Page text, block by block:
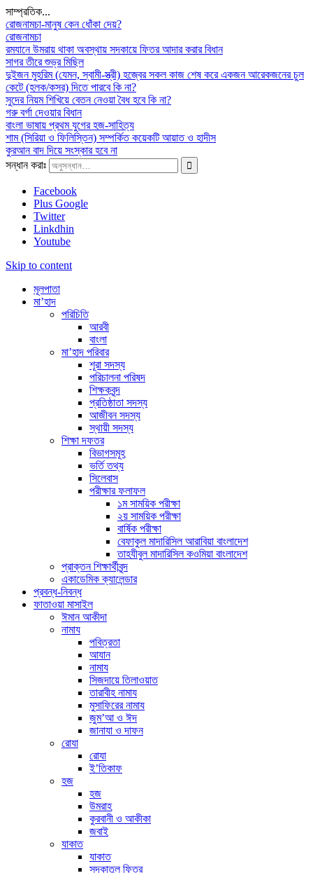
সাম্প্রতিক...
রোজনামচা-মানুষ কেন ধোঁকা দেয়?
রোজনামচা
রমযানে উমরায় থাকা অবস্থায় সদকায়ে ফিতর আদার করার বিধান
সাগর তীরে শুভ্র মিছিল
দুইজন মুহরিম (যেমন, স্বামী-স্ত্রী) হজ্বের সকল কাজ শেষ করে একজন আরেকজনের চুল
কেটে (হলক/কসর) দিতে পারবে কি না?
সুদের নিয়ম শিখিয়ে বেতন নেওয়া বৈধ হবে কি না?
গরু বর্গা দেওয়ার বিধান
বাংলা ভাষায় প্রথম যুগের হজ-সাহিত্য
শাম (সিরিয়া ও ফিলিস্তিন) সম্পর্কিত কয়েকটি আয়াত ও হাদীস
কুরআন বাদ দিয়ে সংস্কার হবে না
সন্ধান করাঃ
Facebook
Plus Google
Twitter
Linkdhin
Youtube
Skip to content
মূলপাতা
মা’হাদ
পরিচিতি
আরবী
বাংলা
মা’হাদ পরিবার
শূরা সদস্য
পরিচালনা পরিষদ
শিক্ষকবৃন্দ
প্রতিষ্ঠাতা সদস্য
আজীবন সদস্য
স্থায়ী সদস্য
শিক্ষা দফতর
বিভাগসমূহ
ভর্তি তথ্য
সিলেবাস
পরীক্ষার ফলাফল
১ম সাময়িক পরীক্ষা
২য় সাময়িক পরীক্ষা
বার্ষিক পরীক্ষা
বেফাকুল মাদারিসিল আরাবিয়া বাংলাদেশ
তাহযীবুল মাদারিসিল কওমিয়া বাংলাদেশ
প্রাক্তন শিক্ষার্থীবৃন্দ
একাডেমিক ক্যালেন্ডার
প্রবন্ধ-নিবন্ধ
ফাতাওয়া মাসাইল
ঈমান আকীদা
নামায
পবিত্রতা
আযান
নামায
সিজদায়ে তিলাওয়াত
তারাবীহ নামায
মুসাফিরের নামায
জুম’আ ও ঈদ
জানাযা ও দাফন
রোযা
রোযা
ই’তিকাফ
হজ
হজ
উমরাহ
কুরবানী ও আকীকা
জবাই
যাকাত
যাকাত
সদকাতুল ফিতর